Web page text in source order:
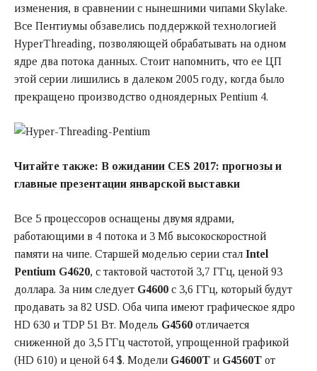
изменения, в сравнении с нынешними чипами Skylake.
Все Пентиумы обзавелись поддержкой технологией
HyperThreading, позволяющей обрабатывать на одном
ядре два потока данных. Стоит напомнить, что ее ЦП
этой серии лишились в далеком 2005 году, когда было
прекращено производство одноядерных Pentium 4.
Читайте также: В ожидании CES 2017: прогнозы и
главные презентации январской выставки
Все 5 процессоров оснащены двумя ядрами,
работающими в 4 потока и 3 Мб высокоскоростной
памяти на чипе. Старшей моделью серии стал Intel
Pentium G4620, с тактовой частотой 3,7 ГГц, ценой 93
доллара. За ним следует G4600 с 3,6 ГГц, который будут
продавать за 82 USD. Оба чипа имеют графическое ядро
HD 630 и TDP 51 Вт. Модель G4560 отличается
сниженной до 3,5 ГГц частотой, упрощенной графикой
(HD 610) и ценой 64 $. Модели G4600T и G4560T от